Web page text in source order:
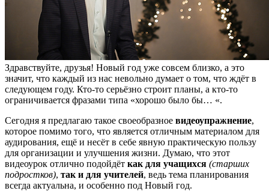
Здравствуйте, друзья! Новый год уже совсем близко, а это
значит, что каждый из нас невольно думает о том, что ждёт в
следующем году. Кто-то серьёзно строит планы, а кто-то
ограничивается фразами типа «хорошо было бы… «.
Сегодня я предлагаю такое своеобразное видеоупражнение,
которое помимо того, что является отличным материалом для
аудирования, ещё и несёт в себе явную практическую пользу
для организации и улучшения жизни. Думаю, что этот
видеоурок отлично подойдёт как для учащихся (старших
подростков), так и для учителей, ведь тема планирования
всегда актуальна, и особенно под Новый год.